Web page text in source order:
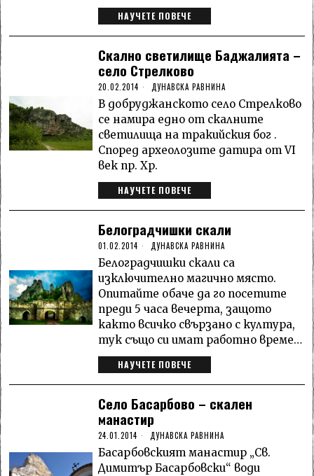
НАУЧЕТЕ ПОВЕЧЕ
Скално светилище Баджалията –
село Стрелково
20.02.2014 ДУНАВСКА РАВНИНА
В добруджанското село Стрелково
се намира едно от скалните
светилища на тракийския бог .
Според археолозите датира от VI
век пр. Хр.
НАУЧЕТЕ ПОВЕЧЕ
Белоградчишки скали
01.02.2014 ДУНАВСКА РАВНИНА
Белоградчишки скали са
изключително магично място.
Опитайте обаче да го посетите
преди 5 часа вечерта, защото
както всичко свързано с култура,
тук също си имат работно време…
НАУЧЕТЕ ПОВЕЧЕ
Село Басарбово – скален
манастир
24.01.2014 ДУНАВСКА РАВНИНА
Басарбовският манастир „Св.
Димитър Басарбовски“ води